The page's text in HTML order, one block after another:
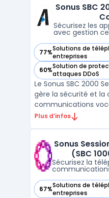
vocales contre les
fraude et l’intercepti
Sonus SBC
Sécurisez les
avec gestion
77%Solutions de
entreprises
— voir Sonus SBC
60%Solution de
attaques DDoS
— voir Sonus SBC
Le Sonus SBC 2000
gère la sécurité et la
communications
réseaux
infrastructure VoIP
coûts et en assur ...
Plus d’infos
Sonus
(SBC
Sécurisez la
67%Solutions de
entreprises
— voir Sonus Session